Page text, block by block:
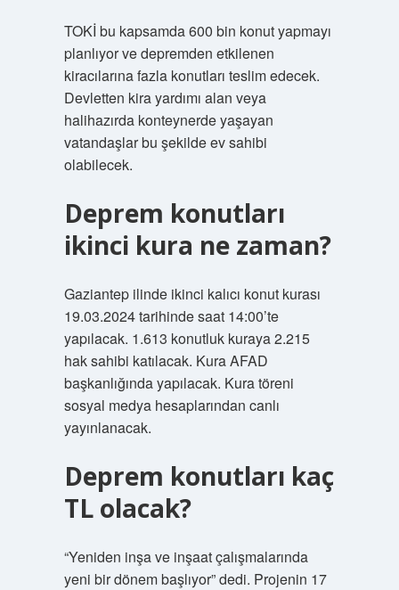
TOKİ bu kapsamda 600 bin konut yapmayı
planlıyor ve depremden etkilenen
kiracılarına fazla konutları teslim edecek.
Devletten kira yardımı alan veya
halihazırda konteynerde yaşayan
vatandaşlar bu şekilde ev sahibi
olabilecek.
Deprem konutları
ikinci kura ne zaman?
Gaziantep ilinde ikinci kalıcı konut kurası
19.03.2024 tarihinde saat 14:00’te
yapılacak. 1.613 konutluk kuraya 2.215
hak sahibi katılacak. Kura AFAD
başkanlığında yapılacak. Kura töreni
sosyal medya hesaplarından canlı
yayınlanacak.
Deprem konutları kaç
TL olacak?
“Yeniden inşa ve inşaat çalışmalarında
yeni bir dönem başlıyor” dedi. Projenin 17